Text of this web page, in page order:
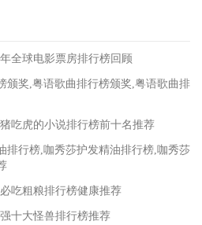
全球电影票房排行榜回顾
颁奖,粤语歌曲排行榜颁奖,粤语歌曲排
吃虎的小说排行榜前十名推荐
排行榜,咖秀莎护发精油排行榜,咖秀莎
吃粗粮排行榜健康推荐
十大怪兽排行榜推荐